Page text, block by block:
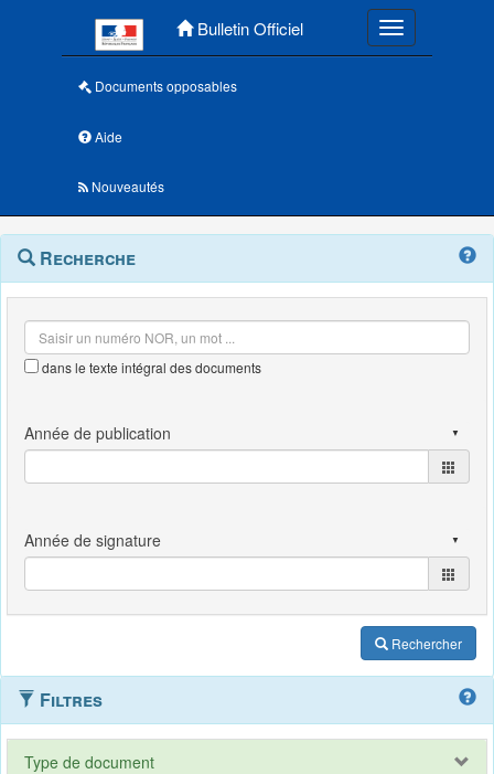
Bulletin Officiel Toggle
Documents opposables
Aide
Nouveautés
Navigation
outils
Menu
contextuel
Recherche
dans le texte intégral des documents
Rechercher
Filtres
Type de document